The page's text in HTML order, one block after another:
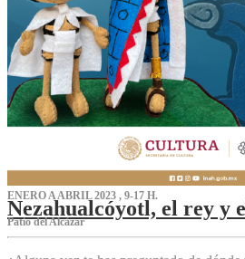
ENERO A ABRIL 2023 , 9-17 H.
Nezahualcóyotl, el rey y
Patio del Alcázar